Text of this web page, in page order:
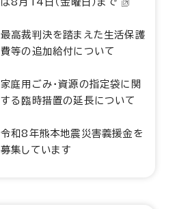
最高裁判決を踏まえた生活保護
費等の追加給付について
家庭用ごみ・資源の指定袋に関
する臨時措置の延長について
令和8年熊本地震災害義援金を
募集しています